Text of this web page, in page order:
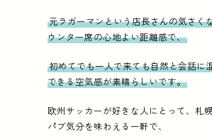
元ラガーマンという店長さんの気さく
ウンター席の心地よい距離感で、
初めてでも一人で来ても自然と会話に
できる空気感が素晴らしいです。
欧州サッカーが好きな人にとって、札
パブ気分を味わえる一軒で、